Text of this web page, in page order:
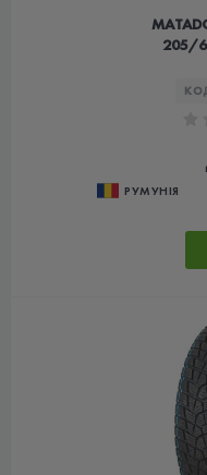
205/
РУМУНІЯ